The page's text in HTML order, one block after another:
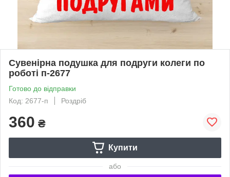
Сувенірна подушка для подруги колеги по
роботі п-2677
Готово до відправки
Код: 2677-п
Роздріб
360 ₴
Купити
або